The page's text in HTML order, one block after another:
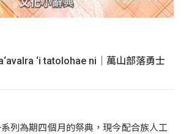
‘i tatolohae ni｜萬山部落勇士
列為期四個月的祭典，現今配合族人工